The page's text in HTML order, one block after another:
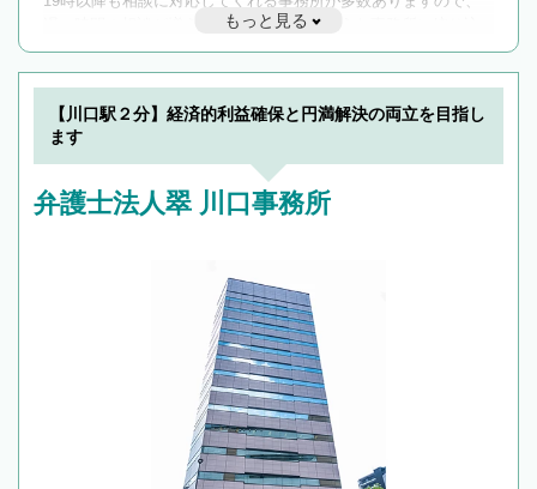
遅い時間の相談が増えそうな場合はそのような事務所に絞り込
んで検索してみましょう。
19時以降TEL可の条件
を加えて再検索
もっと見る
【川口駅２分】経済的利益確保と円満解決の両立を目指し
ます
弁護士法人翠 川口事務所